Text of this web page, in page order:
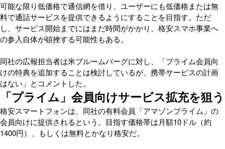
可能な限り低価格で通信網を借り、ユーザーにも低価格または無
料で通話サービスを提供できるようにすることを目指す。ただ
し、サービス開始までにはまだ時間がかかり、格安スマホ事業へ
の参入自体が頓挫する可能性もある。
同社の広報担当者は米ブルームバーグに対し、「プライム会員向
けの特典を追加することは検討しているが、携帯サービスの計画
はない」とコメントした。
「プライム」会員向けサービス拡充を狙う
格安スマートフォンは、同社の有料会員「アマゾンプライム」の
会員向けに提供されるという。目指す価格帯は月額10ドル（約
1400円）、もしくは無料とかなり格安だ。